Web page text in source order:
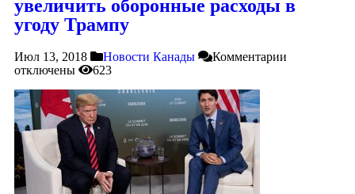
увеличить оборонные расходы в
угоду Трампу
Июл 13, 2018 Новости Канады
Комментарии
отключены
623